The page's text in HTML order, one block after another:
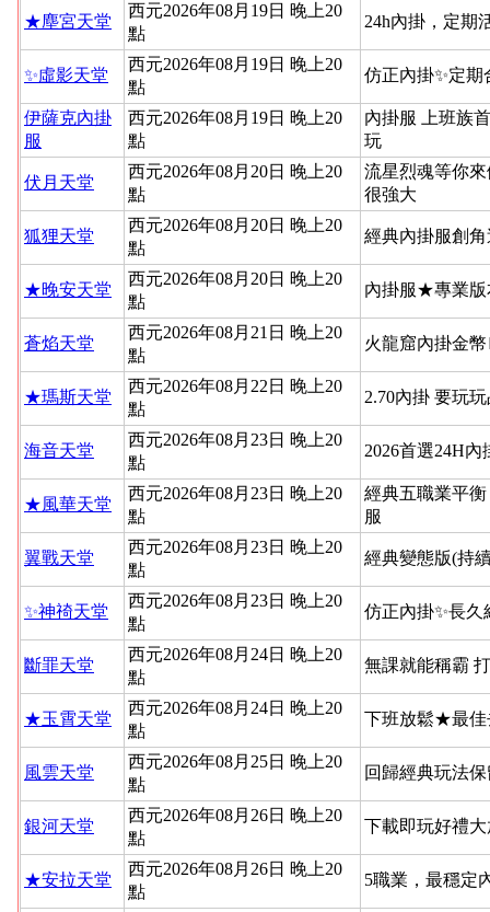
★塵宮天堂
西元2026年08月19日 晚上20
點
24h內掛，定期
✨虛影天堂
西元2026年08月19日 晚上20
點
仿正內掛✨定期
伊薩克內掛
服
西元2026年08月19日 晚上20
點
內掛服 上班族
玩
伏月天堂
西元2026年08月20日 晚上20
點
流星烈魂等你
很強大
狐狸天堂
西元2026年08月20日 晚上20
點
經典內掛服創
★晚安天堂
西元2026年08月20日 晚上20
點
內掛服★專業
蒼焰天堂
西元2026年08月21日 晚上20
點
火龍窟內掛金
★瑪斯天堂
西元2026年08月22日 晚上20
點
2.70內掛 要玩
海音天堂
西元2026年08月23日 晚上20
點
2026首選24H
★風華天堂
西元2026年08月23日 晚上20
點
經典五職業平
服
翼戰天堂
西元2026年08月23日 晚上20
點
經典變態版(持
✨神䄎天堂
西元2026年08月23日 晚上20
點
仿正內掛✨長久
斷罪天堂
西元2026年08月24日 晚上20
點
無課就能稱霸
★玉霄天堂
西元2026年08月24日 晚上20
點
下班放鬆★最
風雲天堂
西元2026年08月25日 晚上20
點
回歸經典玩法
銀河天堂
西元2026年08月26日 晚上20
點
下載即玩好禮
★安拉天堂
西元2026年08月26日 晚上20
點
5職業，最穩定